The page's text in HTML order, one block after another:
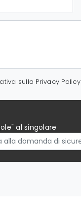
sulla Privacy Policy
al singolare